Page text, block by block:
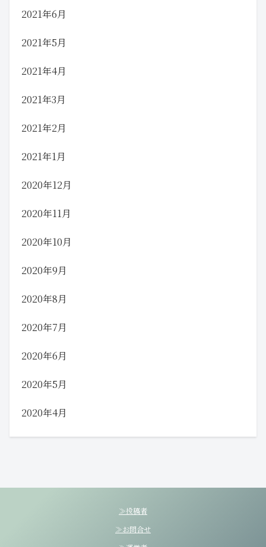
2021年6月
2021年5月
2021年4月
2021年3月
2021年2月
2021年1月
2020年12月
2020年11月
2020年10月
2020年9月
2020年8月
2020年7月
2020年6月
2020年5月
2020年4月
≫投稿者
≫お問合せ